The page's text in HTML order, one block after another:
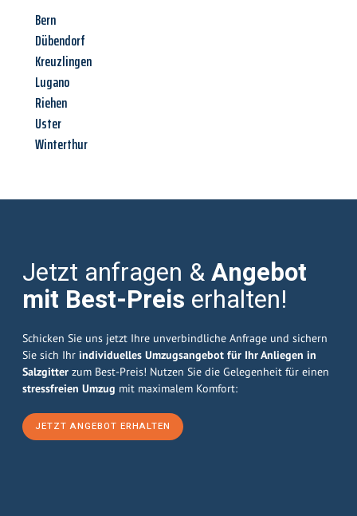
Bern
Dübendorf
Kreuzlingen
Lugano
Riehen
Uster
Winterthur
Jetzt anfragen &Angebot
mit Best-Preis erhalten!
Schicken Sie uns jetzt Ihre unverbindliche Anfrage und sichern
Sie sich Ihr individuelles Umzugsangebot für Ihr Anliegen in
Salzgitter zum Best-Preis! Nutzen Sie die Gelegenheit für einen
stressfreien Umzug mit maximalem Komfort:
JETZT ANGEBOT ERHALTEN